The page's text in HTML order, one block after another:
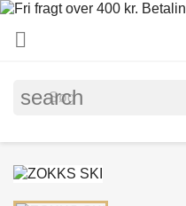

search